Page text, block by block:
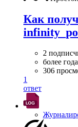
Как
2
более
306
1
ответ